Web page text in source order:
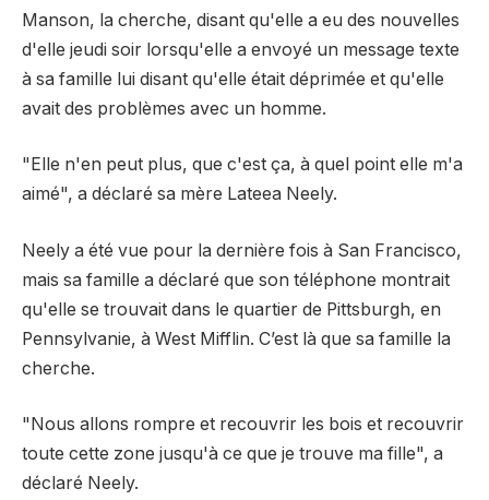
Manson, la cherche, disant qu'elle a eu des nouvelles
d'elle jeudi soir lorsqu'elle a envoyé un message texte
à sa famille lui disant qu'elle était déprimée et qu'elle
avait des problèmes avec un homme.
"Elle n'en peut plus, que c'est ça, à quel point elle m'a
aimé", a déclaré sa mère Lateea Neely.
Neely a été vue pour la dernière fois à San Francisco,
mais sa famille a déclaré que son téléphone montrait
qu'elle se trouvait dans le quartier de Pittsburgh, en
Pennsylvanie, à West Mifflin. C’est là que sa famille la
cherche.
"Nous allons rompre et recouvrir les bois et recouvrir
toute cette zone jusqu'à ce que je trouve ma fille", a
déclaré Neely.